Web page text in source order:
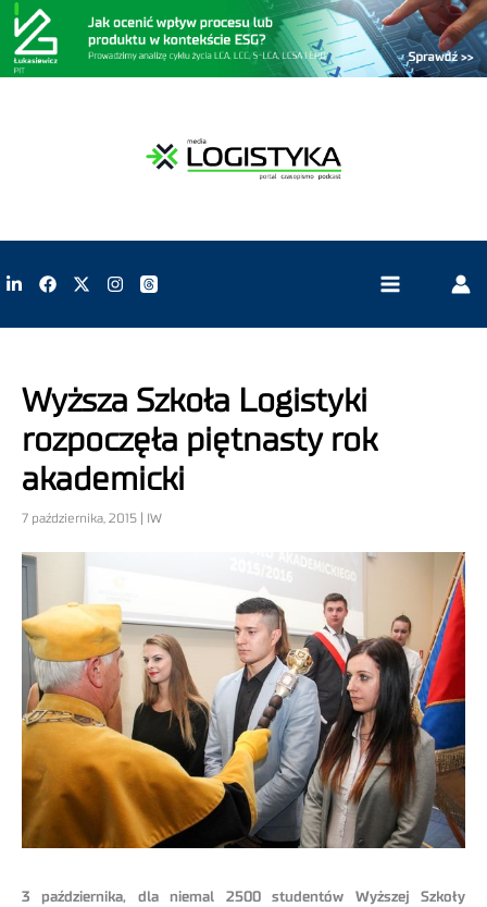
Wyższa Szkoła Logistyki
rozpoczęła piętnasty rok
akademicki
7 października, 2015 | IW
3 października, dla niemal 2500 studentów Wyższej Szkoły